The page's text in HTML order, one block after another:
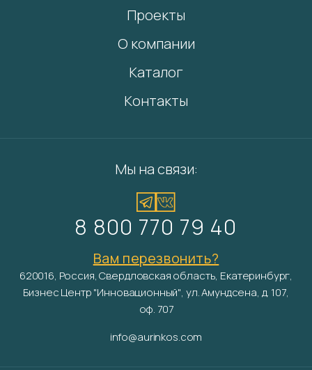
Проекты
О компании
Каталог
Контакты
Мы на связи:
8 800 770 79 40
Вам перезвонить?
620016, Россия, Свердловская область, Екатеринбург,
Бизнес Центр "Инновационный", ул. Амундсена, д. 107,
оф. 707
info@aurinkos.com